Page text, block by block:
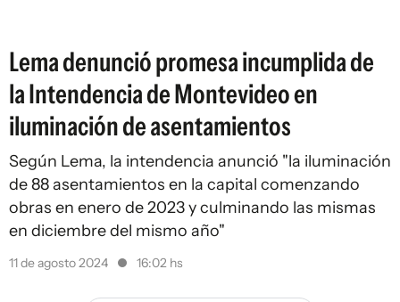
Lema denunció promesa incumplida de
la Intendencia de Montevideo en
iluminación de asentamientos
Según Lema, la intendencia anunció "la iluminación
de 88 asentamientos en la capital comenzando
obras en enero de 2023 y culminando las mismas
en diciembre del mismo año"
11 de agosto 2024 16:02 hs